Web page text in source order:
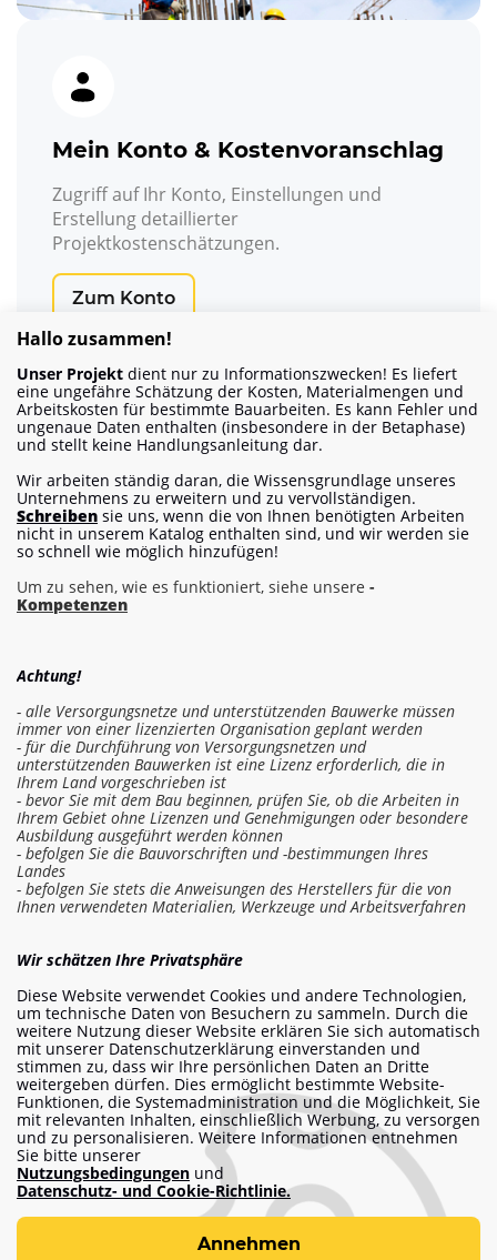
Mein Konto & Kostenvoranschlag
Zugriff auf Ihr Konto, Einstellungen und
Erstellung detaillierter
Projektkostenschätzungen.
Zum Konto
Projekt unterstützen
Erfahren Sie, wie Sie AM-Builder und seine
info@am-builder.com
Helfen Sie dem Projekt
Katalog Über das ProjektFür Partner
Kontakte
In die Kostenschätzung einloggen
Arbeit bestellen
Nutzungsbedingungen
Datenschutz- und Cookie-Richtlinie
Hallo zusammen!
Unser Projekt dient nur zu Informationszwecken! Es liefert
eine ungefähre Schätzung der Kosten, Materialmengen und
Arbeitskosten für bestimmte Bauarbeiten. Es kann Fehler und
ungenaue Daten enthalten (insbesondere in der Betaphase)
und stellt keine Handlungsanleitung dar.
Wir arbeiten ständig daran, die Wissensgrundlage unseres
Unternehmens zu erweitern und zu vervollständigen.
Schreiben sie uns, wenn die von Ihnen benötigten Arbeiten
nicht in unserem Katalog enthalten sind, und wir werden sie
so schnell wie möglich hinzufügen!
Um zu sehen, wie es funktioniert, siehe unsere -
Kompetenzen
Achtung!
- alle Versorgungsnetze und unterstützenden Bauwerke müssen
immer von einer lizenzierten Organisation geplant werden
- für die Durchführung von Versorgungsnetzen und
unterstützenden Bauwerken ist eine Lizenz erforderlich, die in
Ihrem Land vorgeschrieben ist
- bevor Sie mit dem Bau beginnen, prüfen Sie, ob die Arbeiten in
Ihrem Gebiet ohne Lizenzen und Genehmigungen oder besondere
Ausbildung ausgeführt werden können
- befolgen Sie die Bauvorschriften und -bestimmungen Ihres
Landes
- befolgen Sie stets die Anweisungen des Herstellers für die von
Ihnen verwendeten Materialien, Werkzeuge und Arbeitsverfahren
Wir schätzen Ihre Privatsphäre
Diese Website verwendet Cookies und andere Technologien,
um technische Daten von Besuchern zu sammeln. Durch die
weitere Nutzung dieser Website erklären Sie sich automatisch
mit unserer Datenschutzerklärung einverstanden und
stimmen zu, dass wir Ihre persönlichen Daten an Dritte
weitergeben dürfen. Dies ermöglicht bestimmte Website-
Funktionen, die Systemadministration und die Möglichkeit, Sie
mit relevanten Inhalten, einschließlich Werbung, zu versorgen
und zu personalisieren. Weitere Informationen entnehmen
Sie bitte unserer
Nutzungsbedingungen und
Datenschutz- und Cookie-Richtlinie.
Annehmen